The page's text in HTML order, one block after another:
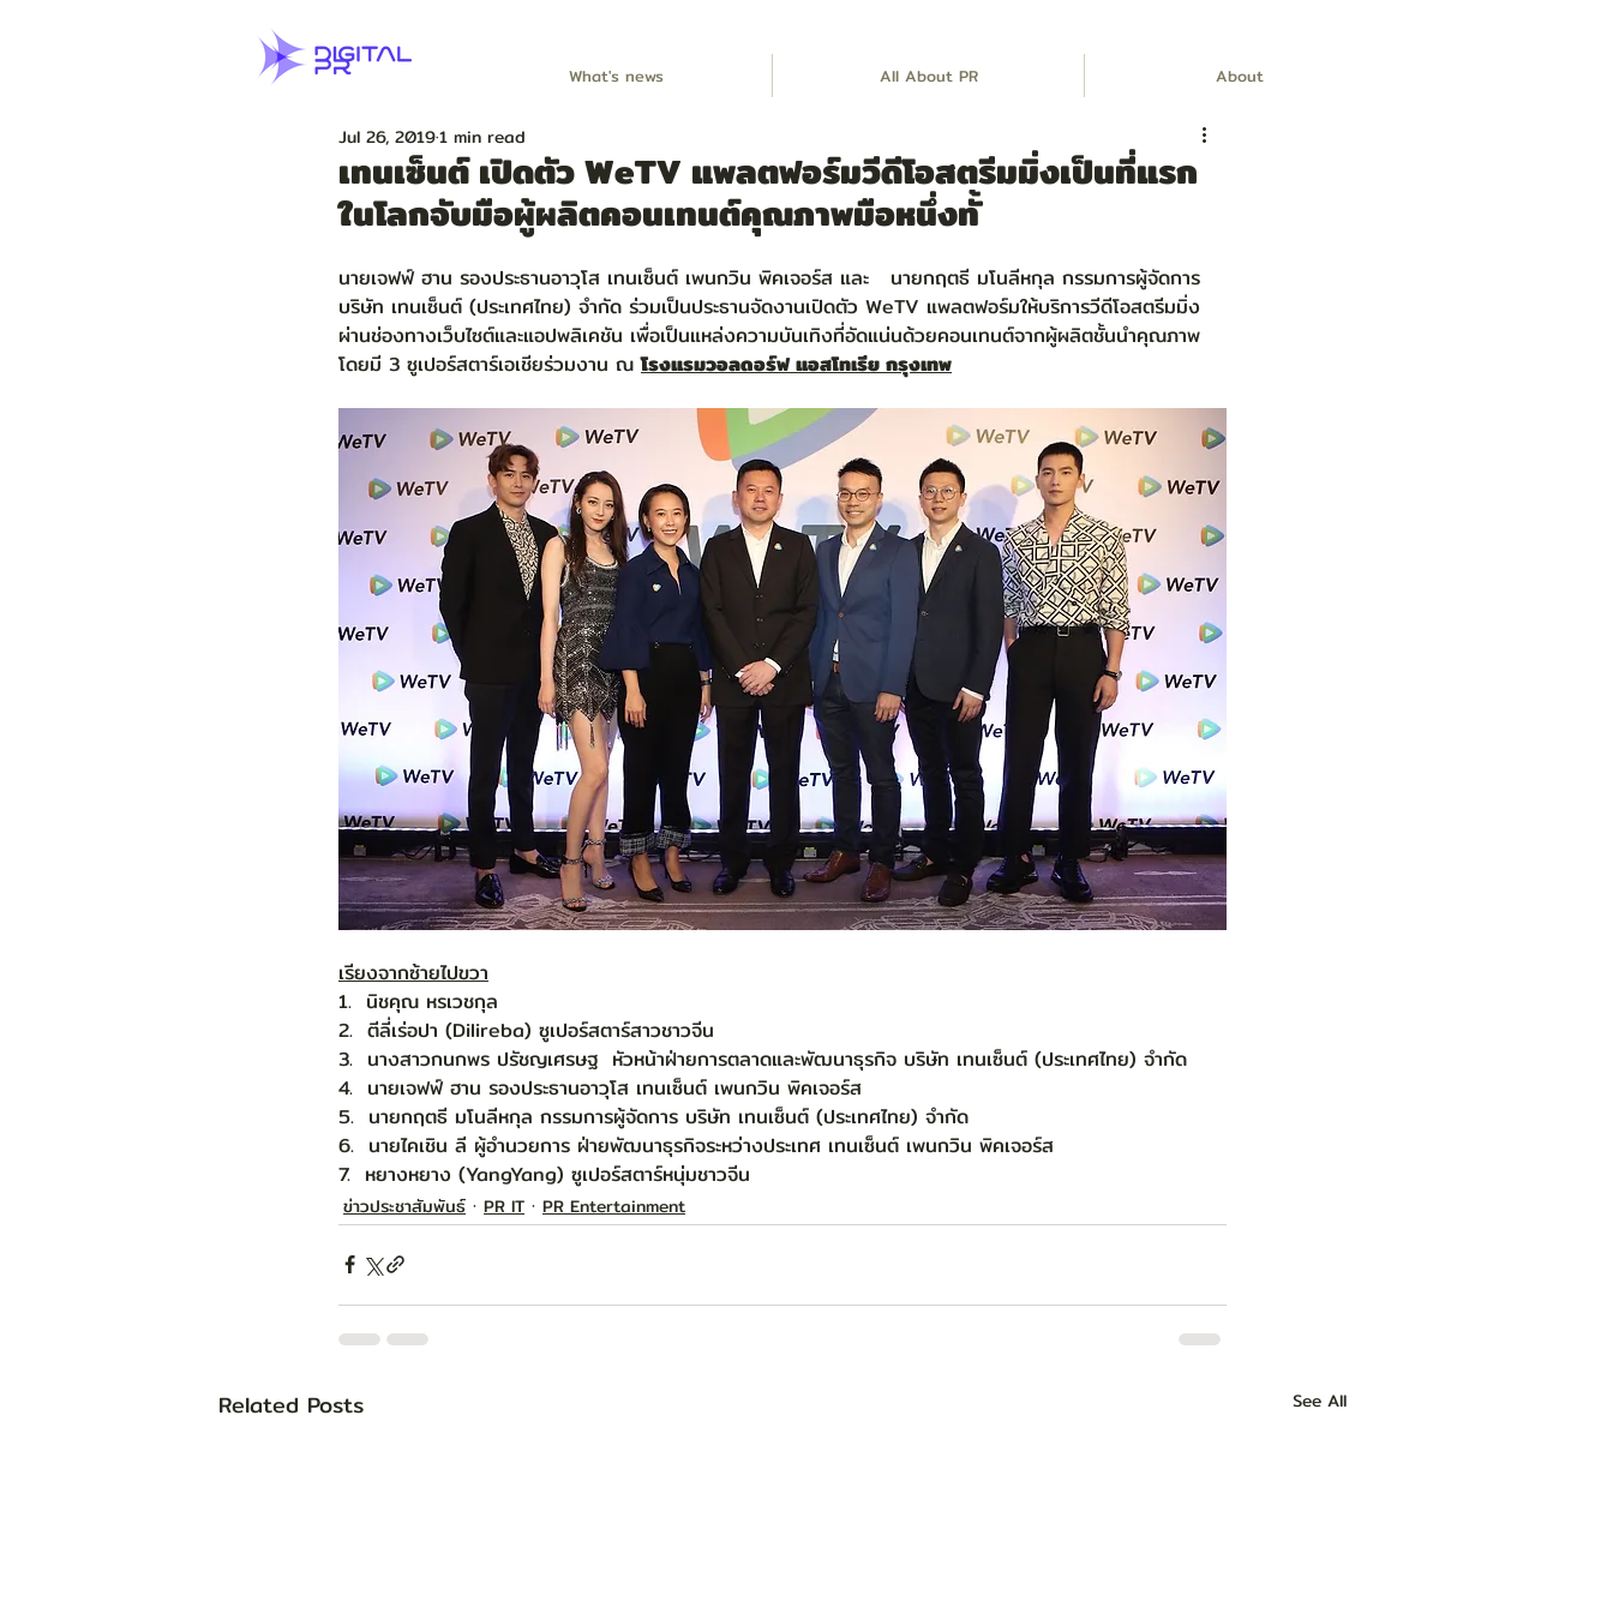
What's news All About PR About
เทนเซ็นต์ เปิดตัว WeTV แพลตฟอร์มวีดีโอสตรีมมิ่งเป็นที่แรก
ในโลกจับมือผู้ผลิตคอนเทนต์คุณภาพมือหนึ่งทั้
Jul 26, 20191 min read
นายเจฟฟ์ ฮาน รองประธานอาวุโส เทนเซ็นต์ เพนกวิน พิคเจอร์ส และ   นายกฤตธี มโนลีหกุล กรรมการผู้จัดการ
บริษัท เทนเซ็นต์ (ประเทศไทย) จำกัด ร่วมเป็นประธานจัดงานเปิดตัว WeTV แพลตฟอร์มให้บริการวีดีโอสตรีมมิ่ง
ผ่านช่องทางเว็บไซต์และแอปพลิเคชัน เพื่อเป็นแหล่งความบันเทิงที่อัดแน่นด้วยคอนเทนต์จากผู้ผลิตชั้นนำคุณภาพ
โดยมี 3 ซูเปอร์สตาร์เอเชียร่วมงาน ณ โรงแรมวอลดอร์ฟ แอสโทเรีย กรุงเทพ
เรียงจากซ้ายไปขวา
1.  นิชคุณ หรเวชกุล
2.  ตีลี่เร่อปา (Dilireba) ซูเปอร์สตาร์สาวชาวจีน
3.  นางสาวกนกพร ปรัชญเศรษฐ  หัวหน้าฝ่ายการตลาดและพัฒนาธุรกิจ บริษัท เทนเซ็นต์ (ประเทศไทย) จำกัด
4.  นายเจฟฟ์ ฮาน รองประธานอาวุโส เทนเซ็นต์ เพนกวิน พิคเจอร์ส
5.  นายกฤตธี มโนลีหกุล กรรมการผู้จัดการ บริษัท เทนเซ็นต์ (ประเทศไทย) จำกัด
6.  นายไคเชิน ลี ผู้อำนวยการ ฝ่ายพัฒนาธุรกิจระหว่างประเทศ เทนเซ็นต์ เพนกวิน พิคเจอร์ส
7.  หยางหยาง (YangYang) ซูเปอร์สตาร์หนุ่มชาวจีน
ข่าวประชาสัมพันธ์ PR IT PR Entertainment
Related Posts See All